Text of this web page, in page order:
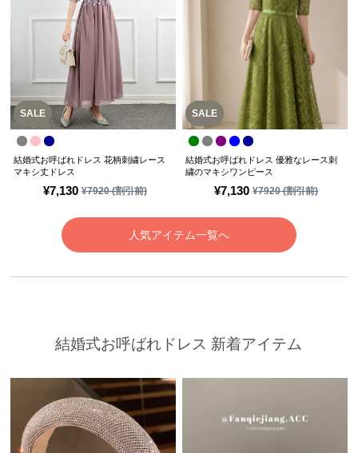
SALE
¥7,130 ¥7920(割引前)
結婚式お呼ばれドレス 花柄刺繍レース
マキシ丈ドレス
SALE
¥7,130 ¥7920(割引前)
結婚式お呼ばれドレス 優雅なレース刺
繍のマキシワンピース
人気アイテム一覧へ
結婚式お呼ばれドレス 新着アイテム